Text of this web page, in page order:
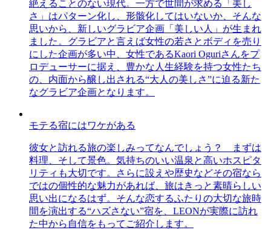
絶えることのない現代。一方で世間が求める「美し
さ」はパターン化し、形骸化してはいないか、そんな
思いから、新しいグラビア企画「美しい人」が生まれ
ました。グラビアと言えば女性の若さとボディを売り
にした企画が多い中、女性であるKaori Oguriさんをプ
ロデューサーに据え、豊かな人生経験を持つ女性たち
の、内面から醸し出される“大人の美しさ”に迫る新た
なグラビア企画となります。
モテる宿にはワケがある
彼女と訪れる旅の楽しみってなんでしょう？ まずは
料理、そして景色。気持ちのいい温泉と高いホスピタ
リティも大切です。さらに設えや歴史などその宿なら
ではの個性的な魅力があれば、旅はきっと素晴らしい
思い出になるはず。そんな恋するふたりの大切な旅時
間を演出する“ハズさない”宿を、LEONが実際に訪れ
た中から自信をもってご紹介します。